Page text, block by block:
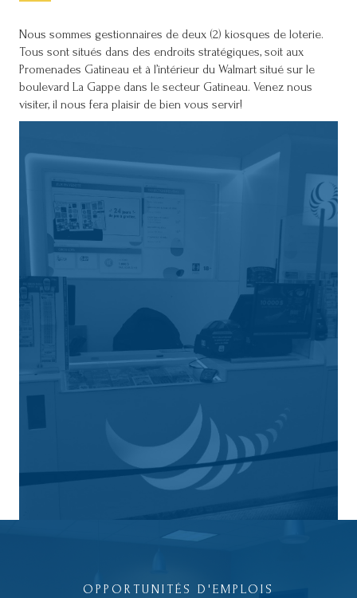
Nous sommes gestionnaires de deux (2) kiosques de loterie.
Tous sont situés dans des endroits stratégiques, soit aux
Promenades Gatineau et à l’intérieur du Walmart situé sur le
boulevard La Gappe dans le secteur Gatineau. Venez nous
visiter, il nous fera plaisir de bien vous servir!
OPPORTUNITÉS D'EMPLOIS